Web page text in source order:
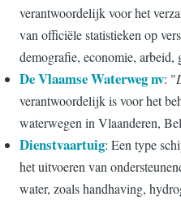
verantwoordelijk voor het
van officiële statistieken op
demografie, economie, arbeid,
De Vlaamse Waterweg nv: "
verantwoordelijk is voor het
waterwegen in Vlaanderen,
Dienstvaartuig: Een type
het uitvoeren van
water, zoals handhaving,